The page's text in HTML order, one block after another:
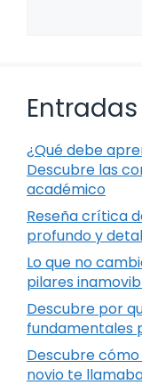
¿Qué debe
Descubre las
académico
Reseña crítica
profundo y
Lo que no
pilares
Descubre por
fundamentales
Descubre cómo
novio te